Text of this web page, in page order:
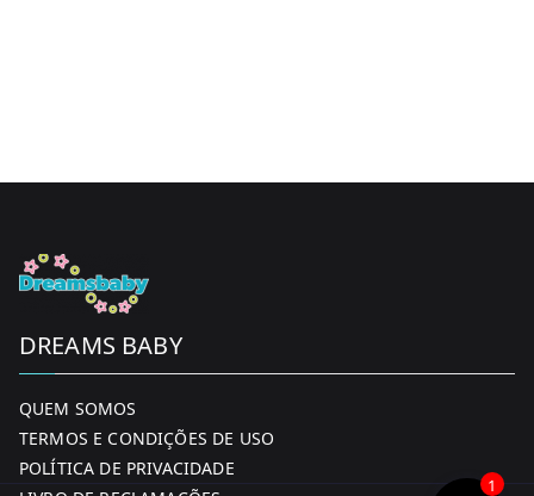
DREAMS BABY
QUEM SOMOS
TERMOS E CONDIÇÕES DE USO
POLÍTICA DE PRIVACIDADE
1